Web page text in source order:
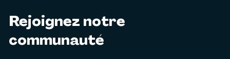
Rejoignez notre
communauté